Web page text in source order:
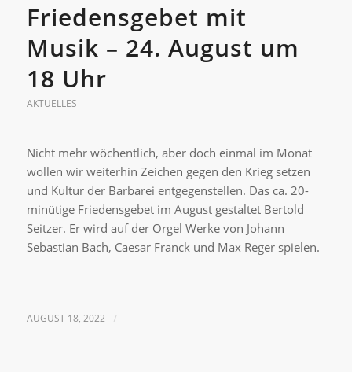
Friedensgebet mit
Musik – 24. August um
18 Uhr
AKTUELLES
Nicht mehr wöchentlich, aber doch einmal im Monat
wollen wir weiterhin Zeichen gegen den Krieg setzen
und Kultur der Barbarei entgegenstellen. Das ca. 20-
minütige Friedensgebet im August gestaltet Bertold
Seitzer. Er wird auf der Orgel Werke von Johann
Sebastian Bach, Caesar Franck und Max Reger spielen.
AUGUST 18, 2022 /